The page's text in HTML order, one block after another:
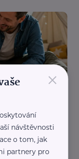
rodič, pěstoun, hostitel
×
návštěvnosti
o tom, jak
partnery pro